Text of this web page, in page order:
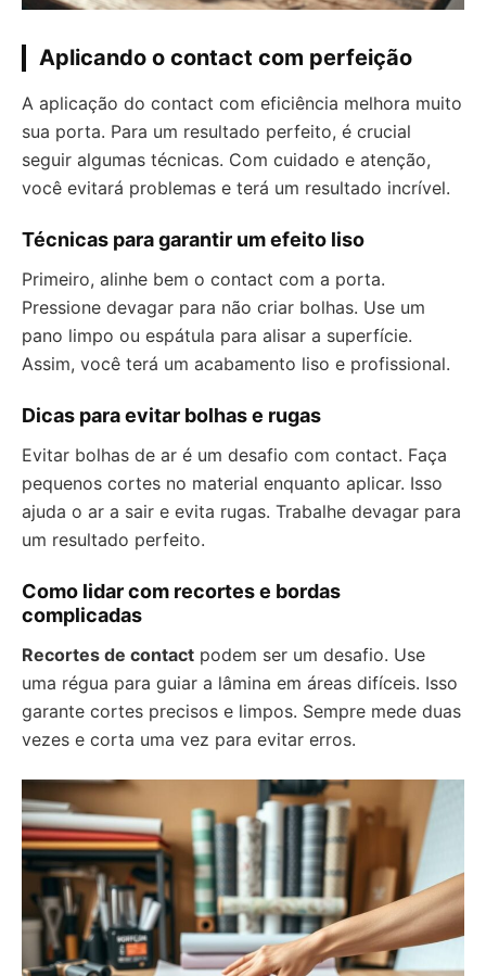
Aplicando o contact com perfeição
A aplicação do contact com eficiência melhora muito
sua porta. Para um resultado perfeito, é crucial
seguir algumas técnicas. Com cuidado e atenção,
você evitará problemas e terá um resultado incrível.
Técnicas para garantir um efeito liso
Primeiro, alinhe bem o contact com a porta.
Pressione devagar para não criar bolhas. Use um
pano limpo ou espátula para alisar a superfície.
Assim, você terá um acabamento liso e profissional.
Dicas para evitar bolhas e rugas
Evitar bolhas de ar é um desafio com contact. Faça
pequenos cortes no material enquanto aplicar. Isso
ajuda o ar a sair e evita rugas. Trabalhe devagar para
um resultado perfeito.
Como lidar com recortes e bordas
complicadas
Recortes de contact podem ser um desafio. Use
uma régua para guiar a lâmina em áreas difíceis. Isso
garante cortes precisos e limpos. Sempre mede duas
vezes e corta uma vez para evitar erros.